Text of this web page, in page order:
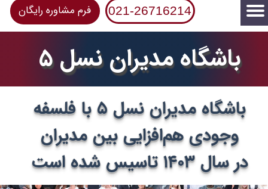
فرم مشاوره رایگان 021-26716214
باشگاه مدیران نسل ۵
باشگاه مدیران نسل ۵ با فلسفه
وجودی هم‌افزایی بین مدیران
​​​​​​​در سال ۱۴۰۳ تاسیس شده است